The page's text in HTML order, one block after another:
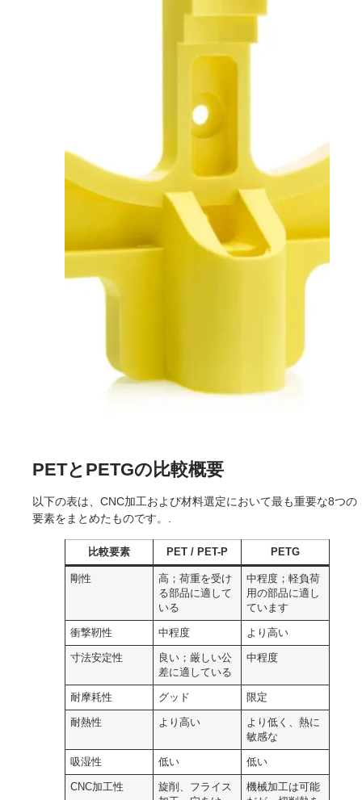
PETとPETGの比較概要
以下の表は、CNC加工および材料選定において最も重要な8つの
要素をまとめたものです。.
比較要素 PET / PET-P PETG
剛性
高；荷重を受け
る部品に適して
いる
中程度；軽負荷
用の部品に適し
ています
衝撃靭性 中程度 より高い
寸法安定性
良い；厳しい公
差に適している
中程度
耐摩耗性 グッド 限定
耐熱性 より高い
より低く、熱に
敏感な
吸湿性 低い 低い
CNC加工性
旋削、フライス
機械加工は可能